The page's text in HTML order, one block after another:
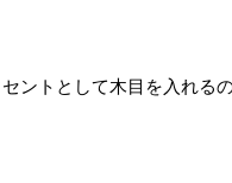
ントとして木目を入れる